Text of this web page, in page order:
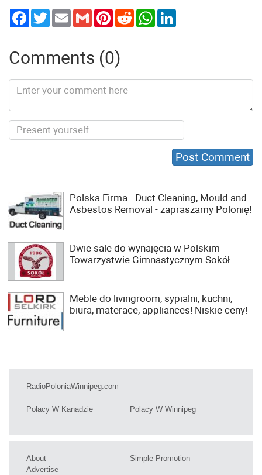
TwitterEmail Gmail PinterestReddit WhatsApp
Comments (0)
Polska Firma - Duct Cleaning, Mould and
Asbestos Removal - zapraszamy Polonię!
Dwie sale do wynajęcia w Polskim
Towarzystwie Gimnastycznym Sokół
Meble do livingroom, sypialni, kuchni,
biura, materace, appliances! Niskie ceny!
RadioPoloniaWinnipeg.com
Polacy W Kanadzie Polacy W Winnipeg
About
Advertise
Simple Promotion